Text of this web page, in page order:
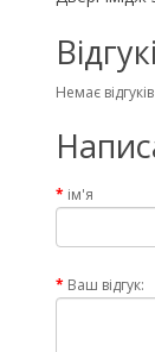
Немає
ім'я
Ваш відгук: